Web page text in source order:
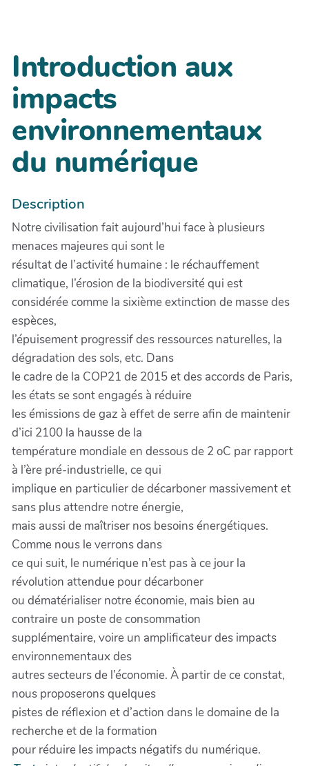
Introduction aux
impacts
environnementaux
du numérique
Description
Notre civilisation fait aujourd’hui face à plusieurs
menaces majeures qui sont le
résultat de l’activité humaine : le réchauffement
climatique, l’érosion de la biodiversité qui est
considérée comme la sixième extinction de masse des
espèces,
l’épuisement progressif des ressources naturelles, la
dégradation des sols, etc. Dans
le cadre de la COP21 de 2015 et des accords de Paris,
les états se sont engagés à réduire
les émissions de gaz à effet de serre afin de maintenir
d’ici 2100 la hausse de la
température mondiale en dessous de 2 oC par rapport
à l’ère pré-industrielle, ce qui
implique en particulier de décarboner massivement et
sans plus attendre notre énergie,
mais aussi de maîtriser nos besoins énergétiques.
Comme nous le verrons dans
ce qui suit, le numérique n’est pas à ce jour la
révolution attendue pour décarboner
ou dématérialiser notre économie, mais bien au
contraire un poste de consommation
supplémentaire, voire un amplificateur des impacts
environnementaux des
autres secteurs de l’économie. À partir de ce constat,
nous proposerons quelques
pistes de réflexion et d’action dans le domaine de la
recherche et de la formation
pour réduire les impacts négatifs du numérique.